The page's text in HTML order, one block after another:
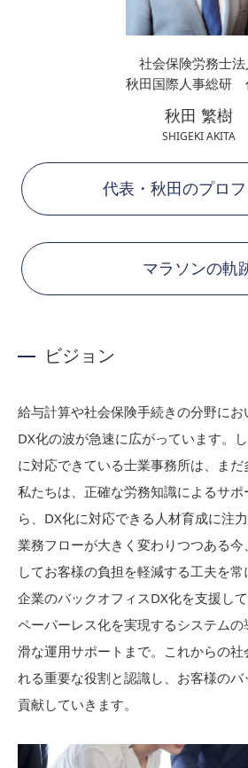
社会保険労務士法
秋田国際人事総研
秋田 繁樹
SHIGEKI AKITA
代表・秋田のプロ
マラソンの軌
ビジョン
給与計算や社会保険手続きの分野にお
DX化の波が急速に広がっています。
に対応できている士業事務所は、まだ
私たちは、正確な労務知識によるサ
ら、DX化に対応できる人材育成に注
業務フローが大きく変わりつつある
してお客様の負担を軽減する工夫を
企業のバックオフィスDX化を支援して
ペーパーレス化を実現するシステム
滑な運用サポートまで。これからの
れる重要な役割と認識し、お客様の
貢献していきます。